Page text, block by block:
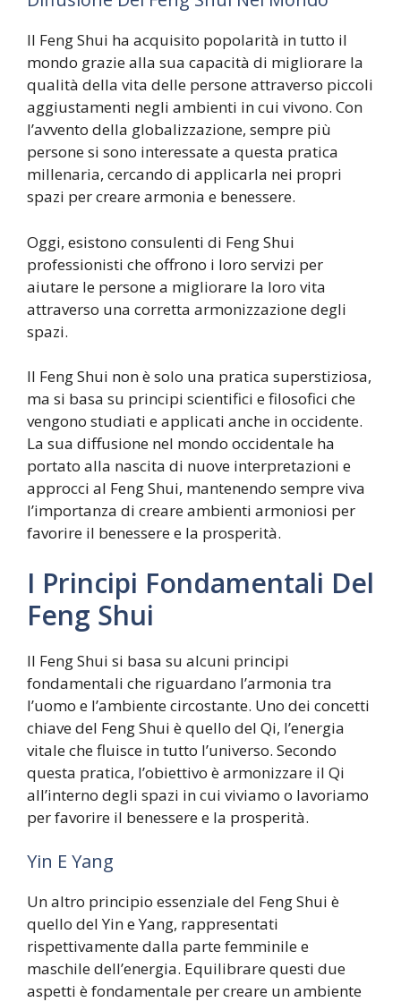
Il Feng Shui ha acquisito popolarità in tutto il
mondo grazie alla sua capacità di migliorare la
qualità della vita delle persone attraverso piccoli
aggiustamenti negli ambienti in cui vivono. Con
l’avvento della globalizzazione, sempre più
persone si sono interessate a questa pratica
millenaria, cercando di applicarla nei propri
spazi per creare armonia e benessere.
Oggi, esistono consulenti di Feng Shui
professionisti che offrono i loro servizi per
aiutare le persone a migliorare la loro vita
attraverso una corretta armonizzazione degli
spazi.
Il Feng Shui non è solo una pratica superstiziosa,
ma si basa su principi scientifici e filosofici che
vengono studiati e applicati anche in occidente.
La sua diffusione nel mondo occidentale ha
portato alla nascita di nuove interpretazioni e
approcci al Feng Shui, mantenendo sempre viva
l’importanza di creare ambienti armoniosi per
favorire il benessere e la prosperità.
I Principi Fondamentali Del
Feng Shui
Il Feng Shui si basa su alcuni principi
fondamentali che riguardano l’armonia tra
l’uomo e l’ambiente circostante. Uno dei concetti
chiave del Feng Shui è quello del Qi, l’energia
vitale che fluisce in tutto l’universo. Secondo
questa pratica, l’obiettivo è armonizzare il Qi
all’interno degli spazi in cui viviamo o lavoriamo
per favorire il benessere e la prosperità.
Yin E Yang
Un altro principio essenziale del Feng Shui è
quello del Yin e Yang, rappresentati
rispettivamente dalla parte femminile e
maschile dell’energia. Equilibrare questi due
aspetti è fondamentale per creare un ambiente